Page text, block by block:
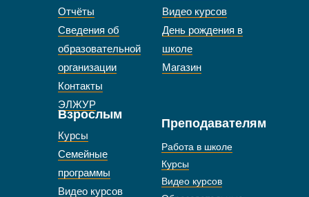
Отчёты
Сведения об
образовательной
организации
Контакты
ЭЛЖУР
Видео курсов
День рождения в
школе
Магазин
Взрослым
Курсы
Семейные
программы
Видео курсов
Преподавателям
Работа в школе
Курсы
Видео курсов